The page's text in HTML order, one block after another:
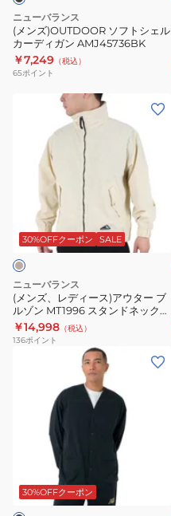
カ
ー
デ
ィ
AMJ45736BK
ニューバランス
(メンズ)OUTDOOR ソフトシェル
カーディガン AMJ45736BK
￥7,249 （税込）
65ポイント
ス)
ア
ウ
タ
ー
ブ
MT1996
ド
30%OFFクーポン SALE
ニューバランス
(メンズ、レディース)アウター ブ
ルゾン MT1996 スタンドネック
ハリントンジャケット
AMJ35005-BE ベージュ
￥14,998 （税込）
136ポイント
ダ
ー
ク
グ
ー
ズ)MT1996
ガ
ン
30%OFFクーポン
キ
メ
ル